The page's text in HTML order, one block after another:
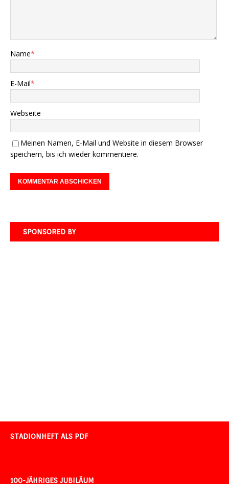
Name*
E-Mail*
Webseite
Meinen Namen, E-Mail und Website in diesem Browser
speichern, bis ich wieder kommentiere.
SPONSORED BY
STADIONHEFT ALS PDF
100-JÄHRIGES JUBILÄUM